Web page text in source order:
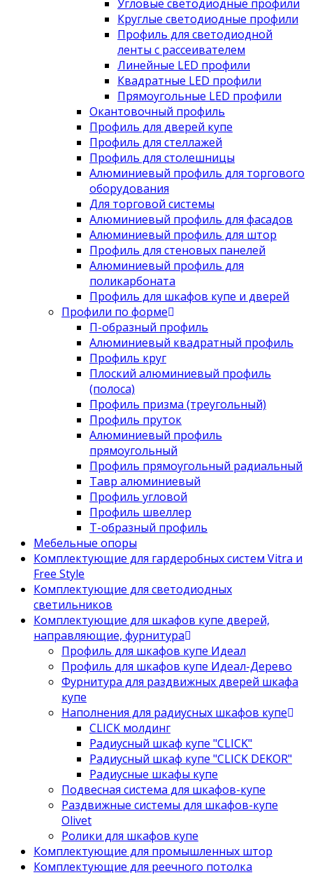
Угловые светодиодные профили
Круглые светодиодные профили
Профиль для светодиодной
ленты с рассеивателем
Линейные LED профили
Квадратные LED профили
Прямоугольные LED профили
Окантовочный профиль
Профиль для дверей купе
Профиль для стеллажей
Профиль для столешницы
Алюминиевый профиль для торгового
оборудования
Для торговой системы
Алюминиевый профиль для фасадов
Алюминиевый профиль для штор
Профиль для стеновых панелей
Алюминиевый профиль для
поликарбоната
Профиль для шкафов купе и дверей
Профили по форме
П-образный профиль
Алюминиевый квадратный профиль
Профиль круг
Плоский алюминиевый профиль
(полоса)
Профиль призма (треугольный)
Профиль пруток
Алюминиевый профиль
прямоугольный
Профиль прямоугольный радиальный
Тавр алюминиевый
Профиль угловой
Профиль швеллер
Т-образный профиль
Мебельные опоры
Комплектующие для гардеробных систем Vitra и
Free Style
Комплектующие для светодиодных
светильников
Комплектующие для шкафов купе дверей,
направляющие, фурнитура
Профиль для шкафов купе Идеал
Профиль для шкафов купе Идеал-Дерево
Фурнитура для раздвижных дверей шкафа
купе
Наполнения для радиусных шкафов купе
CLICK молдинг
Радиусный шкаф купе "CLICK"
Радиусный шкаф купе "CLICK DEKOR"
Радиусные шкафы купе
Подвесная система для шкафов-купе
Раздвижные системы для шкафов-купе
Olivet
Ролики для шкафов купе
Комплектующие для промышленных штор
Комплектующие для реечного потолка